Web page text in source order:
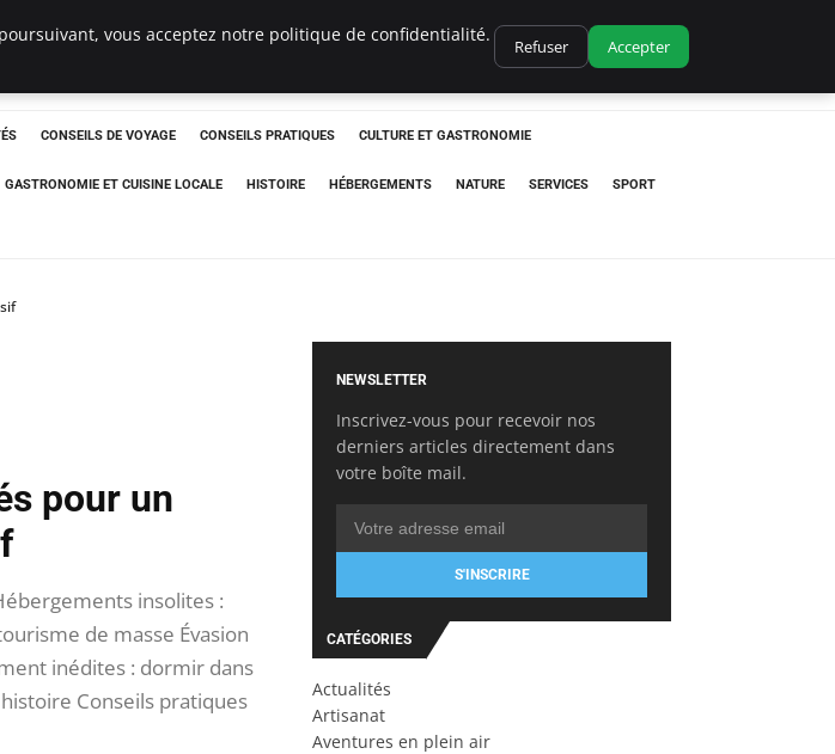
CONSEILS DE VOYAGE CONSEILS PRATIQUES CULTURE ET GASTRONOMIE
GASTRONOMIE ET CUISINE LOCALE HISTOIRE HÉBERGEMENTS NATURE SERVICES SPORT
pour un
insolites :
de masse Évasion
inédites : dormir dans
Conseils pratiques
NEWSLETTER
Inscrivez-vous pour recevoir nos
derniers articles directement dans
votre boîte mail.
S'INSCRIRE
CATÉGORIES
Actualités
Artisanat
Aventures en plein air
vous acceptez notre politique de confidentialité.
Refuser Accepter